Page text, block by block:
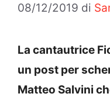
08/12/2019 di
La cantautrice
un post per
Matteo Salvini